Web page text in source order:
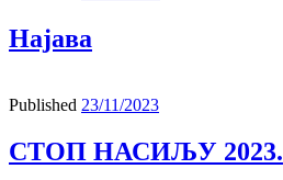
Најава
Published 23/11/2023
СТОП НАСИЉУ 2023.